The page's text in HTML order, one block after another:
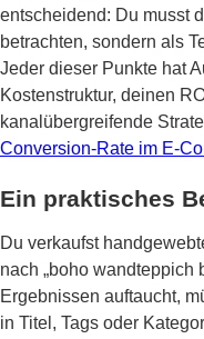
entscheidend: Du musst
betrachten, sondern als
Jeder dieser Punkte hat
Kostenstruktur, deinen
kanalübergreifende
Conversion-Rate im E-
Ein praktisches
Du verkaufst
nach „boho
Ergebnissen auftaucht,
in Titel, Tags oder